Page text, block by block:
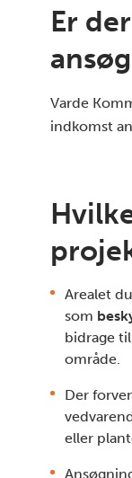
Er
Varde
indkomst
Arealet
som
bidrage
område.
Der
eller